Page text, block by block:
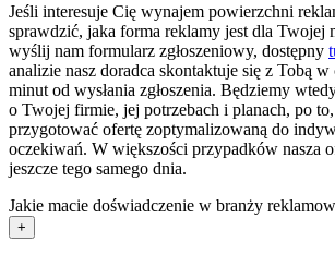
Jeśli interesuje Cię wynajem powierzchni
sprawdzić, jaka forma reklamy jest dla Twojej
wyślij nam formularz zgłoszeniowy, dostępny
analizie nasz doradca skontaktuje się z Tobą
minut od wysłania zgłoszenia. Będziemy
o Twojej firmie, jej potrzebach i planach, po
przygotować ofertę zoptymalizowaną do
oczekiwań. W większości przypadków nasza
jeszcze tego samego dnia.
Jakie macie doświadczenie w branży
+